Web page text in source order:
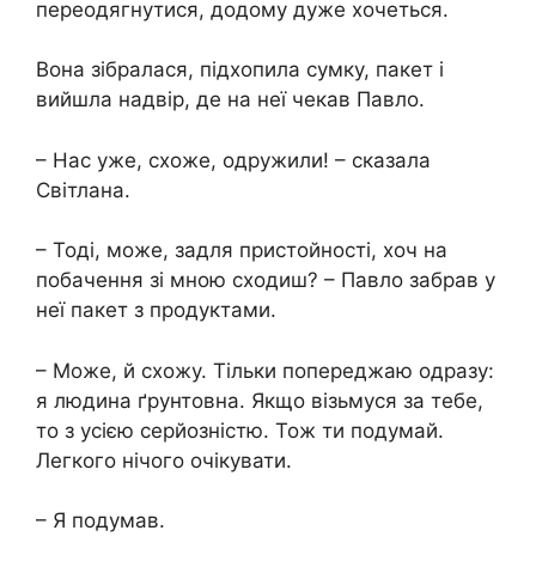
переодягнутися, додому дуже хочеться.
Вона зібралася, підхопила сумку, пакет і
вийшла надвір, де на неї чекав Павло.
– Нас уже, схоже, одружили! – сказала
Світлана.
– Тоді, може, задля пристойності, хоч на
побачення зі мною сходиш? – Павло забрав у
неї пакет з продуктами.
– Може, й схожу. Тільки попереджаю одразу:
я людина ґрунтовна. Якщо візьмуся за тебе,
то з усією серйозністю. Тож ти подумай.
Легкого нічого очікувати.
– Я подумав.